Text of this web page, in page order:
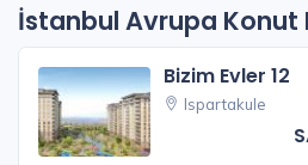
İstanbul Avrupa Konut
Bizim Evler 12
Ispartakule